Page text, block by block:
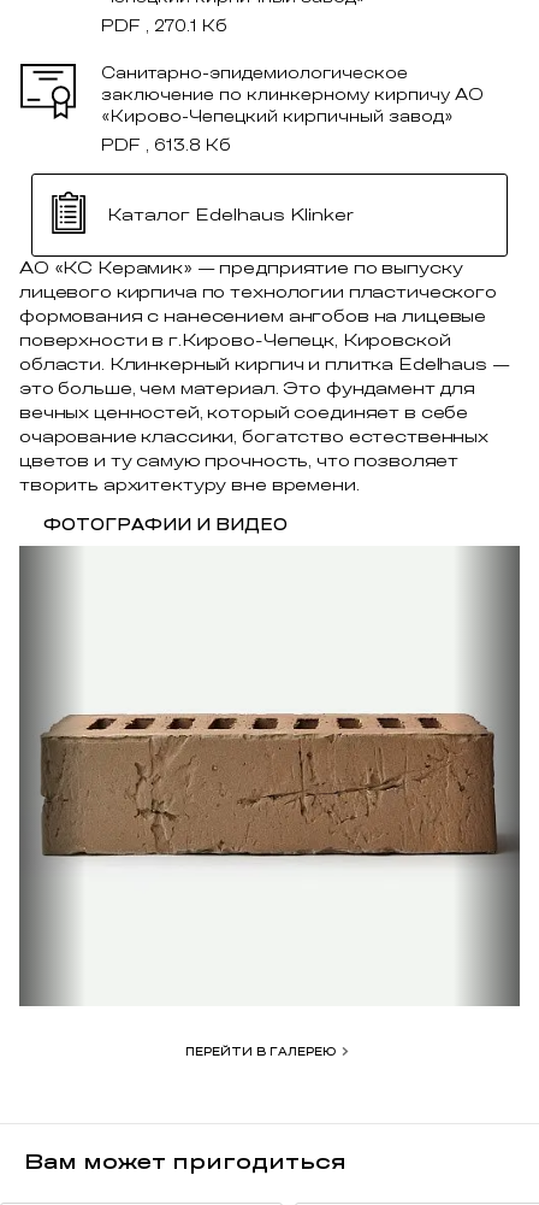
PDF , 270.1 Кб
Санитарно-эпидемиологическое
заключение по клинкерному кирпичу АО
«Кирово-Чепецкий кирпичный завод»
PDF , 613.8 Кб
Каталог Edelhaus Klinker
АО «КС Керамик» — предприятие по выпуску
лицевого кирпича по технологии пластического
формования с нанесением ангобов на лицевые
поверхности в г.Кирово-Чепецк, Кировской
области. Клинкерный кирпич и плитка Edelhaus —
это больше, чем материал. Это фундамент для
вечных ценностей, который соединяет в себе
очарование классики, богатство естественных
цветов и ту самую прочность, что позволяет
творить архитектуру вне времени.
ФОТОГРАФИИ И ВИДЕО
ПЕРЕЙТИ В ГАЛЕРЕЮ
Вам может пригодиться